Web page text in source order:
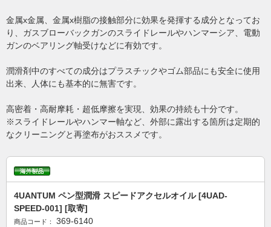
金属x金属、金属x樹脂の接触部分に効果を発揮する成分となってお
り、ガスブローバックガンのスライドレールやハンマーシア、電動
ガンのベアリング軸受けなどに有効です。
潤滑剤中のすべての成分はプラスチックやゴム部品にも安全に使用
出来、人体にも基本的に無害です。
高密着・高耐摩耗・超低摩擦を実現、効果の持続も十分です。
※スライドレールやハンマー軸など、外部に露出する箇所は定期的
なクリーニングと再塗布がおススメです。
4UANTUM ペン型潤滑 スピードアクセルオイル [4UAD-
SPEED-001] [取寄]
商品コード： 369-6140